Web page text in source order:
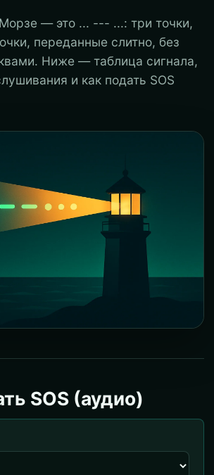
— это ... --- ...: три точки,
переданные слитно, без
Ниже — таблица сигнала,
и как подать SOS
SOS (аудио)